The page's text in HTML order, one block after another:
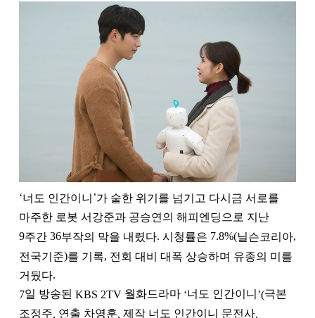
‘너도 인간이니’가 숱한 위기를 넘기고 다시금 서로를
마주한 로봇 서강준과 공승연의 해피엔딩으로 지난
9주간 36부작의 막을 내렸다. 시청률은 7.8%(닐슨코리아,
전국기준)를 기록 전회 대비 대폭 상승하며 유종의 미를
거뒀다.
7일 방송된 KBS 2TV 월화드라마 ‘너도 인간이니’(극본
조정주, 연출 차영훈, 제작 너도 인간이니 문전사,